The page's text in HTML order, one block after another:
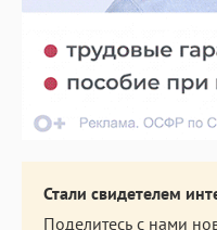
Стали свидетелем
Поделитесь с нами